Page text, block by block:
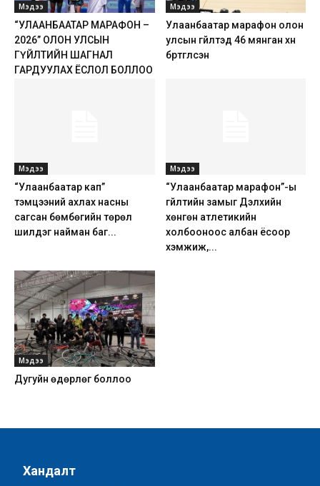
Мэдээ
“УЛААНБААТАР МАРАФОН –
2026” ОЛОН УЛСЫН
ГҮЙЛТИЙН ШАГНАЛ
ГАРДУУЛАХ ЁСЛОЛ БОЛЛОО
Мэдээ
Улаанбаатар марафон олон
улсын гүйлтэд 46 мянган хүн
бүртгүүлсэн
Мэдээ
“Улаанбаатар кап”
тэмцээний ахлах насны
сагсан бөмбөгийн төрөл
шилдэг найман баг...
Мэдээ
“Улаанбаатар марафон”-ы
гүйлтийн замыг Дэлхийн
хөнгөн атлетикийн
холбооноос албан ёсоор
хэмжиж,...
Мэдээ
Дугуйн өдөрлөг боллоо
Хандалт